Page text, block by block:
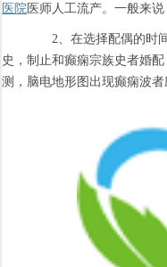
医院 医师人工流产。一般来
2、在选择配偶的时间
史，制止和癫痫宗族史者婚
测，脑电地形图出现癫痫波